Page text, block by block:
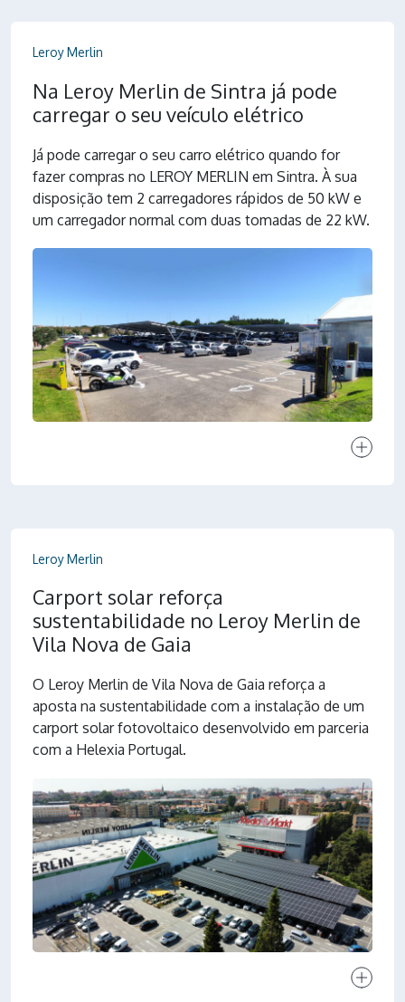
Leroy Merlin
Na Leroy Merlin de Sintra já pode
carregar o seu veículo elétrico
Já pode carregar o seu carro elétrico quando for
fazer compras no LEROY MERLIN em Sintra. À sua
disposição tem 2 carregadores rápidos de 50 kW e
um carregador normal com duas tomadas de 22 kW.
Ver
Leroy Merlin
Carport solar reforça
sustentabilidade no Leroy Merlin de
Vila Nova de Gaia
O Leroy Merlin de Vila Nova de Gaia reforça a
aposta na sustentabilidade com a instalação de um
carport solar fotovoltaico desenvolvido em parceria
com a Helexia Portugal.
Ver